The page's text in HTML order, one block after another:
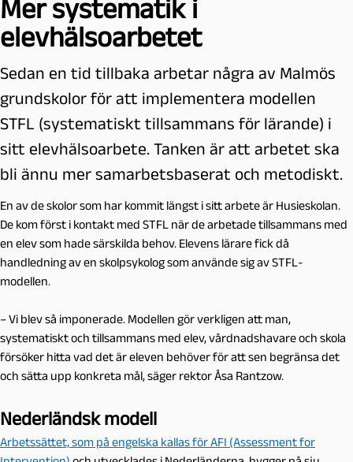
Mer systematik i
elevhälsoarbetet
Sedan en tid tillbaka arbetar några av Malmös
grundskolor för att implementera modellen
STFL (systematiskt tillsammans för lärande) i
sitt elevhälsoarbete. Tanken är att arbetet ska
bli ännu mer samarbetsbaserat och metodiskt.
En av de skolor som har kommit längst i sitt arbete är Husieskolan.
De kom först i kontakt med STFL när de arbetade tillsammans med
en elev som hade särskilda behov. Elevens lärare fick då
handledning av en skolpsykolog som använde sig av STFL-
modellen.
– Vi blev så imponerade. Modellen gör verkligen att man,
systematiskt och tillsammans med elev, vårdnadshavare och skola
försöker hitta vad det är eleven behöver för att sen begränsa det
och sätta upp konkreta mål, säger rektor Åsa Rantzow.
Nederländsk modell
Arbetssättet, som på engelska kallas för AFI (Assessment for